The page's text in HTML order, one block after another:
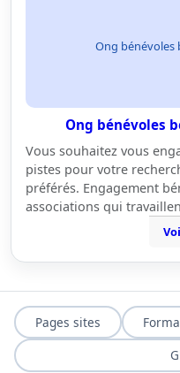
Ong
Ong bénévoles
Vous souhaitez vous
pistes pour votre
préférés. Engagement
associations qui
Pages sites